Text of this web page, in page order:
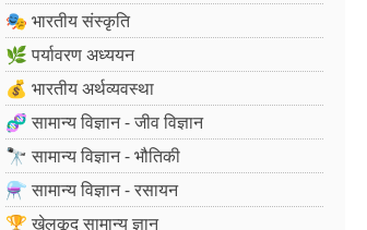
🎭 भारतीय संस्कृति
🌿 पर्यावरण अध्ययन
💰 भारतीय अर्थव्यवस्था
🧬 सामान्य विज्ञान - जीव विज्ञान
🔭 सामान्य विज्ञान - भौतिकी
⚗️ सामान्य विज्ञान - रसायन
🏆 खेलकूद सामान्य ज्ञान